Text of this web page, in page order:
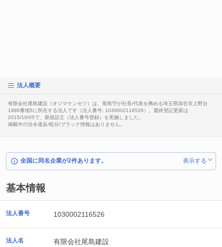
法人概要
有限会社尾島建設（オジマケンセツ）は、尾島守が社長/代表を務める埼玉県深谷市上野台
1986番地5に所在する法人です（法人番号: 1030002116526）。最終登記更新は
2015/10/05で、新規設立（法人番号登録）を実施しました。
掲載中の法令違反/処分/ブラック情報はありません。
全国に同名企業が2件あります。 表示する
基本情報
法人番号 1030002116526
法人名 有限会社尾島建設